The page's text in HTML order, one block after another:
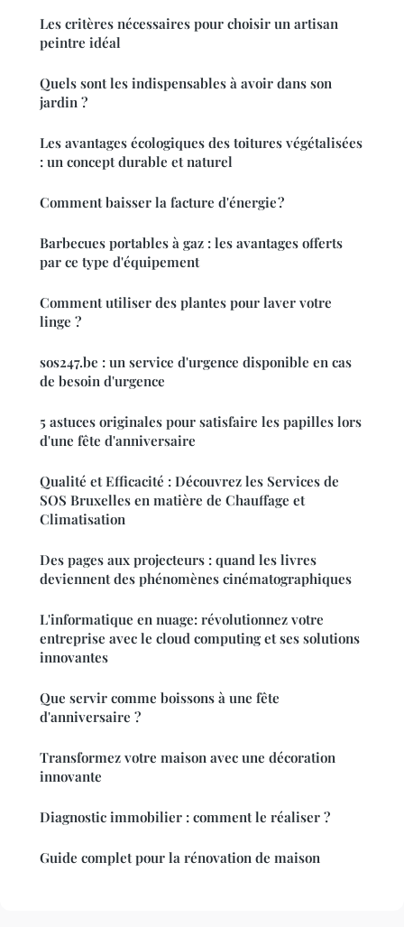
Les critères nécessaires pour choisir un artisan
peintre idéal
Quels sont les indispensables à avoir dans son
jardin ?
Les avantages écologiques des toitures végétalisées
: un concept durable et naturel
Comment baisser la facture d'énergie ?
Barbecues portables à gaz : les avantages offerts
par ce type d'équipement
Comment utiliser des plantes pour laver votre
linge ?
sos247.be : un service d'urgence disponible en cas
de besoin d'urgence
5 astuces originales pour satisfaire les papilles lors
d'une fête d'anniversaire
Qualité et Efficacité : Découvrez les Services de
SOS Bruxelles en matière de Chauffage et
Climatisation
Des pages aux projecteurs : quand les livres
deviennent des phénomènes cinématographiques
L'informatique en nuage: révolutionnez votre
entreprise avec le cloud computing et ses solutions
innovantes
Que servir comme boissons à une fête
d'anniversaire ?
Transformez votre maison avec une décoration
innovante
Diagnostic immobilier : comment le réaliser ?
Guide complet pour la rénovation de maison